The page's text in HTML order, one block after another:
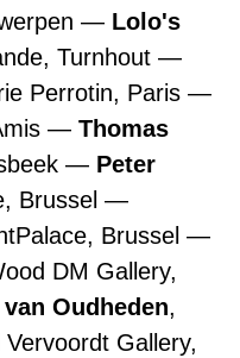
Lolo's
Turnhout
Perrotin, Paris
Thomas
Peter
Brussel
Brussel
DM Gallery,
Oudheden,
Vervoordt Gallery,